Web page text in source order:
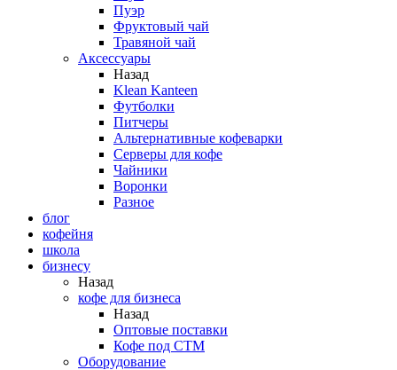
Пуэр
Фруктовый чай
Травяной чай
Аксессуары
Назад
Klean Kanteen
Футболки
Питчеры
Альтернативные кофеварки
Серверы для кофе
Чайники
Воронки
Разное
блог
кофейня
школа
бизнесу
Назад
кофе для бизнеса
Назад
Оптовые поставки
Кофе под СТМ
Оборудование